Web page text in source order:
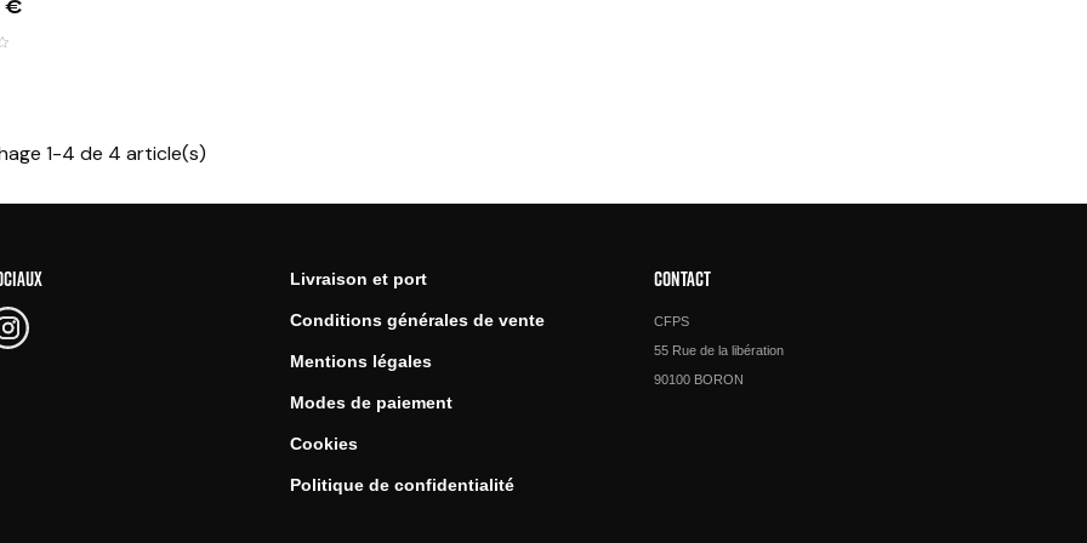
€
1-4 de 4 article(s)
Livraison et port
Conditions générales de vente
Mentions légales
Modes de paiement
Cookies
Politique de confidentialité
CONTACT
CFPS
55 Rue de la libération
90100 BORON